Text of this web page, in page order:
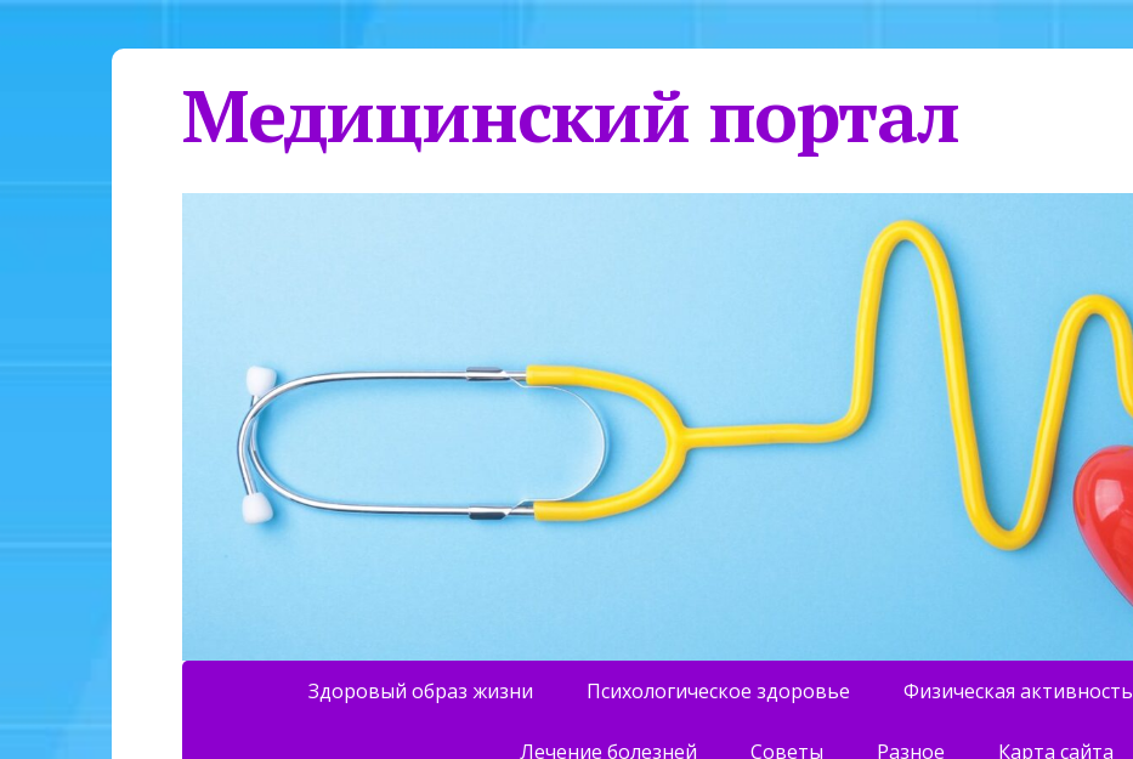
Медицинский портал
Здоровый образ жизни Психологическое здоровье Физическая активность
Лечение болезней Советы Разное Карта сайта